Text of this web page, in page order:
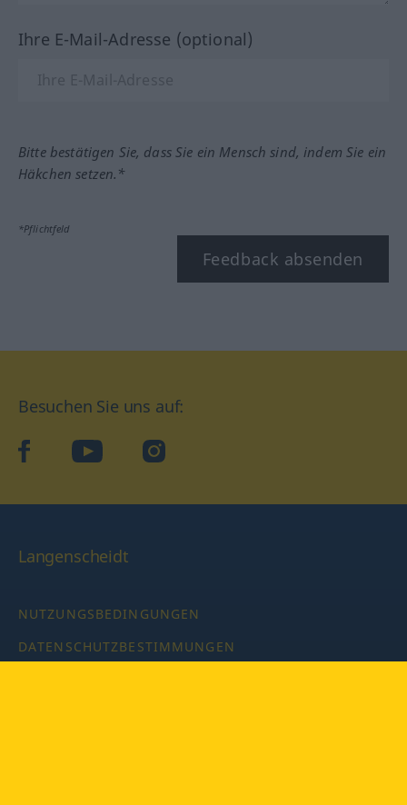
Ihre E-Mail-Adresse (optional)
Bitte bestätigen Sie, dass Sie ein Mensch sind, indem Sie ein
Häkchen setzen.*
*Pflichtfeld
Feedback absenden
Besuchen Sie uns auf:
facebookYouTube Instagram
Langenscheidt
NUTZUNGSBEDINGUNGEN
DATENSCHUTZBESTIMMUNGEN